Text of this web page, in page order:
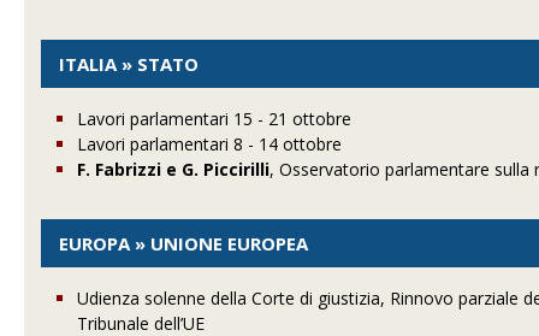
ITALIA » STATO
Lavori parlamentari 15 - 21 ottobre
Lavori parlamentari 8 - 14 ottobre
F. Fabrizzi e G. Piccirilli, Osservatorio parlamentare
EUROPA » UNIONE EUROPEA
Udienza solenne della Corte di giustizia, Rinnovo parziale
Tribunale dell’UE